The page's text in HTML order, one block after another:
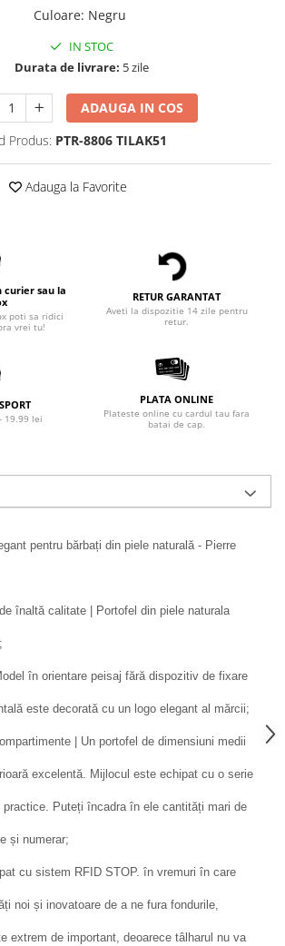
Culoare: Negru
IN STOC
Durata de livrare: 5 zile
ADAUGA IN COS
Produs: PTR-8806 TILAK51
Adauga la Favorite
curier sau la
poti sa ridici
vrei tu!
RETUR GARANTAT
Aveti la dispozitie 14 zile pentru
retur.
19.99 lei
PLATA ONLINE
Plateste online cu cardul tau fara
batai de cap.
pentru bărbați din piele naturală - Pierre
înaltă calitate | Portofel din piele naturala
în orientare peisaj fără dispozitiv de fixare
este decorată cu un logo elegant al mărcii;
| Un portofel de dimensiuni medii
excelentă. Mijlocul este echipat cu o serie
practice. Puteți încadra în ele cantități mari de
și numerar;
cu sistem RFID STOP. în vremuri în care
noi și inovatoare de a ne fura fondurile,
extrem de important, deoarece tâlharul nu va